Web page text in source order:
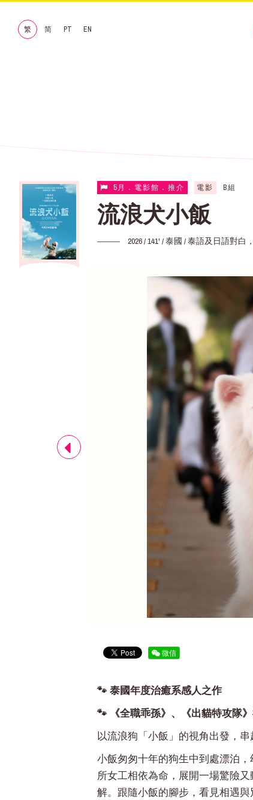
繁 简 PT EN
5月．電影館．推介 電影 B組
流浪犬小飯
2026 / 141' / 泰國 / 泰語及日語對
微信
🐾 泰國年度治癒系感人之作
🐾 《全職乖孫》、《出貓特攻隊
以流浪狗「小飯」的視角出發，
小飯匆匆十年的狗生中到處漂泊
所女工相依為命，展開一場驚險
解。跟隨小飯的腳步，看見相遇